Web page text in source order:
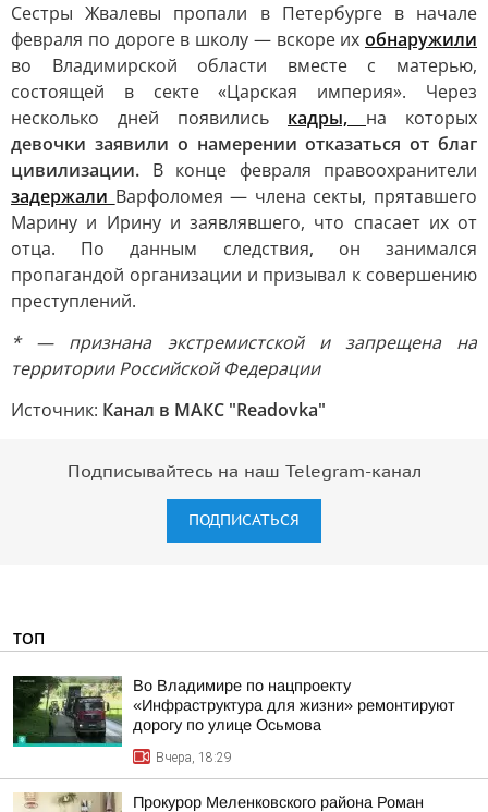
Сестры Жвалевы пропали в Петербурге в начале
февраля по дороге в школу — вскоре их обнаружили
во Владимирской области вместе с матерью,
состоящей в секте «Царская империя». Через
несколько дней появились кадры, на которых
девочки заявили о намерении отказаться от благ
цивилизации. В конце февраля правоохранители
задержали Варфоломея — члена секты, прятавшего
Марину и Ирину и заявлявшего, что спасает их от
отца. По данным следствия, он занимался
пропагандой организации и призывал к совершению
преступлений.
* — признана экстремистской и запрещена на
территории Российской Федерации
Источник: Канал в МАКС "Readovka"
Подписывайтесь на наш Telegram-канал
ПОДПИСАТЬСЯ
ТОП
Во Владимире по нацпроекту
«Инфраструктура для жизни» ремонтируют
дорогу по улице Осьмова
Вчера, 18:29
Прокурор Меленковского района Роман